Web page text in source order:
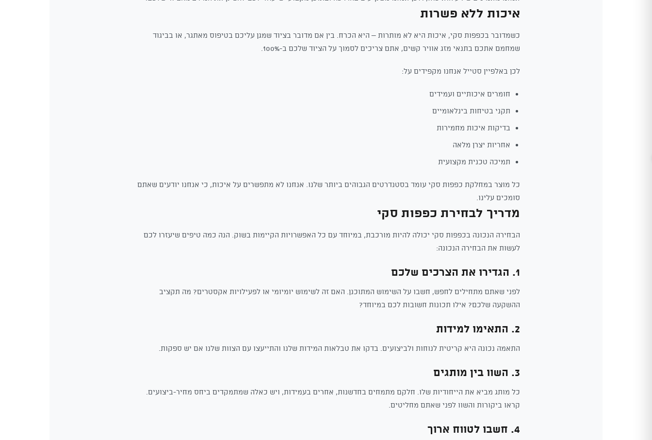
איכות ללא פשרות
כשמדובר בכפפות סקי, איכות היא לא מותרות – היא הכרח. בין אם מדובר בציוד שמגן עליכם בטיפוס מאתגר, או בביגוד
שמחמם אתכם בתנאי מזג אוויר קשים, אתם צריכים לסמוך על הציוד שלכם ב-100%.
לכן באלפיין סטייל אנחנו מקפידים על:
חומרים איכותיים ועמידים
תקני בטיחות בינלאומיים
בדיקות איכות מחמירות
אחריות יצרן מלאה
תמיכה טכנית מקצועית
כל מוצר במחלקת כפפות סקי עומד בסטנדרטים הגבוהים ביותר שלנו. אנחנו לא מתפשרים על איכות, כי אנחנו יודעים שאתם
סומכים עלינו.
מדריך לבחירת כפפות סקי
הבחירה הנכונה בכפפות סקי יכולה להיות מורכבת, במיוחד עם כל האפשרויות הקיימות בשוק. הנה כמה טיפים שיעזרו לכם
לעשות את הבחירה הנכונה:
1. הגדירו את הצרכים שלכם
לפני שאתם מתחילים לחפש, חשבו על השימוש המתוכנן. האם זה לשימוש יומיומי או לפעילויות אקסטרים? מה תקציב
ההשקעה שלכם? אילו תכונות חשובות לכם במיוחד?
2. התאימו למידות
התאמה נכונה היא קריטית לנוחות ולביצועים. בדקו את טבלאות המידות שלנו והתייעצו עם הצוות שלנו אם יש ספקות.
3. השוו בין מותגים
כל מותג מביא את הייחודיות שלו. חלקם מתמחים בחדשנות, אחרים בעמידות, ויש כאלה שמתמקדים ביחס מחיר-ביצועים.
קראו ביקורות והשוו לפני שאתם מחליטים.
4. חשבו לטווח ארוך